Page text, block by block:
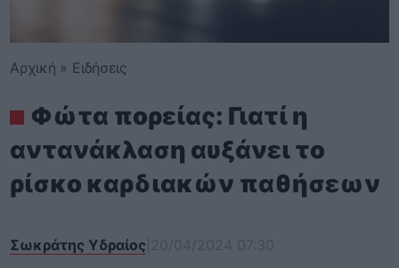
Αρχική » Ειδήσεις
Φώτα πορείας: Γιατί η
αντανάκλαση αυξάνει το
ρίσκο καρδιακών παθήσεων
Σωκράτης Υδραίος